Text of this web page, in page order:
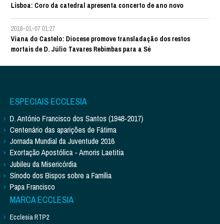
Lisboa: Coro da catedral apresenta concerto de ano novo
2018-01-07 01:27
Viana do Castelo: Diocese promove transladação dos restos
mortais de D. Júlio Tavares Rebimbas para a Sé
ESPECIAIS ECCLESIA
D. António Francisco dos Santos (1948-2017)
Centenário das aparições de Fátima
Jornada Mundial da Juventude 2016
Exortação Apostólica - Amoris Laetitia
Jubileu da Misericórdia
Sínodo dos Bispos sobre a Família
Papa Francisco
MARCA ECCLESIA
Ecclesia RTP2